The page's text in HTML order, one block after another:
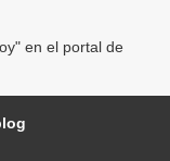
en el portal de